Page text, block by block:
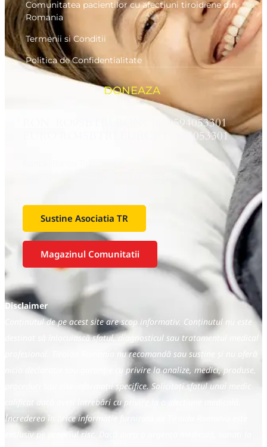
Comunitatea pacientilor cu afectiuni tiroidiene din
Romania
Termenii si Conditii
Politica de Confidentialitate
DONEAZA
RON RO95BTRLRONCRT0594053301
EURO RO45BTRLEURCRT0594053301
Sustine Asociatia TR
Magazinul Comunitatii
Disclaimer
Conținutul de pe acest site are scop informativ. Conținutul nu este
destinat să înlocuiască sfatul, diagnosticul sau tratamentul medical
profesional. Tiroida Romania nu recomandă sau susține și nu oferă
nicio declarație sau garanție cu privire la analize, medici, produse,
proceduri sau alte informații specifice. Solicitați sfatul unui medic
calificat dacă aveți întrebări cu privire la o afecțiune medicală.
Încrederea în orice informație furnizată de Tiroida Romania este
exclusiv pe propriul risc. Dacă aveți o urgență medicală, sunați la